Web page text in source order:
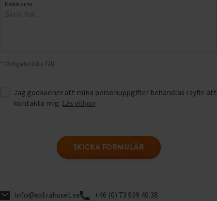
Meddelande
* Obligatoriska fält
Jag godkänner att mina personuppgifter behandlas i syfte att
kontakta mig. Läs villkor.
SKICKA FORMULÄR
info@extrahuset.se +46 (0) 73 939 40 38